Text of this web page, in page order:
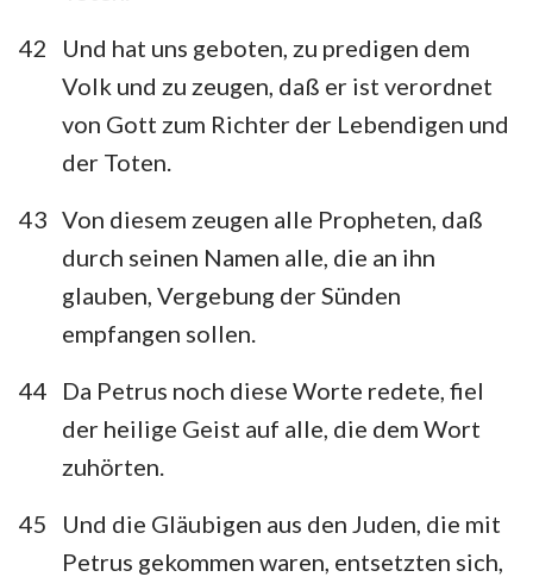
42
Und hat uns geboten, zu predigen dem
Volk und zu zeugen, daß er ist verordnet
von Gott zum Richter der Lebendigen und
der Toten.
43 Von diesem zeugen alle Propheten, daß
durch seinen Namen alle, die an ihn
glauben, Vergebung der Sünden
empfangen sollen.
44
Da Petrus noch diese Worte redete, fiel
der heilige Geist auf alle, die dem Wort
zuhörten.
45
Und die Gläubigen aus den Juden, die mit
Petrus gekommen waren, entsetzten sich,